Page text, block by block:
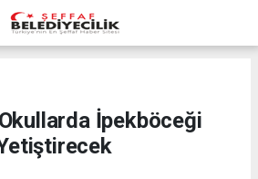
İpekböceği